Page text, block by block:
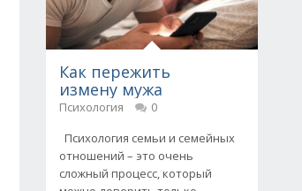
Как пережить
измену мужа
Психология
0
Психология семьи и семейных
отношений – это очень
сложный процесс, который